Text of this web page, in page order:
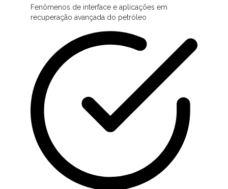
Fenômenos de interface e aplicações em
recuperação avançada do petróleo